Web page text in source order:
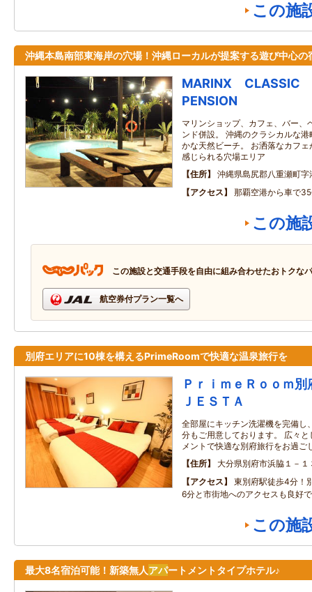
この施
沖縄本島南部東海岸の穴場！沖縄ローカルが提案する遊び中心の
MARINX CLASSIC
PENSION
マリンショップ、カフェ、バー、
ンド併設。 沖縄のクラシカルな
かな天然ビーチ。 お洒落なカフ
感じられる穴場エリア
住所
沖縄県島尻郡八重瀬町
アクセス
那覇空港から車で
この施
この施設と交通手段を自由に組み合わせたおトクな
航空券付プラン一覧へ
別府エリアに10棟を構えるPrimeRoomで快適な温泉旅行を
ＰｒｉｍｅＲｏｏｍ
ＪＥＳＴＡ
全部屋にキッチン洗濯機を完備し
分もご用意しております。 広々
メントで快適な別府旅行をお過ご
住所
大分県別府市浜脇１－１
アクセス
東別府駅徒歩4分！
6分と市街地へのアクセスも良好
この施
最大8名宿泊可能！新築無人アパートメントタイプホテル♪